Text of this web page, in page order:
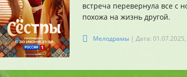
встреча перевернула все с
похожа на жизнь другой.
Мелодрамы | Дата: